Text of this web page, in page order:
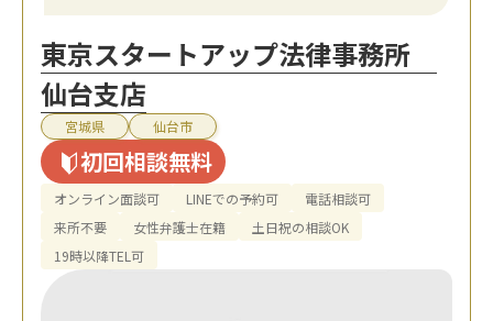
東京スタートアップ法律事務所
仙台支店
宮城県 仙台市
初回相談無料
オンライン面談可 LINEでの予約可
電話相談可
来所不要
女性弁護士在籍
土日祝の相談OK
19時以降TEL可